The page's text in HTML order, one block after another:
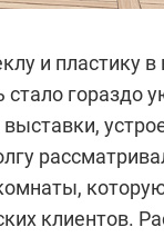
и пластику
стало гораздо
клиентов.